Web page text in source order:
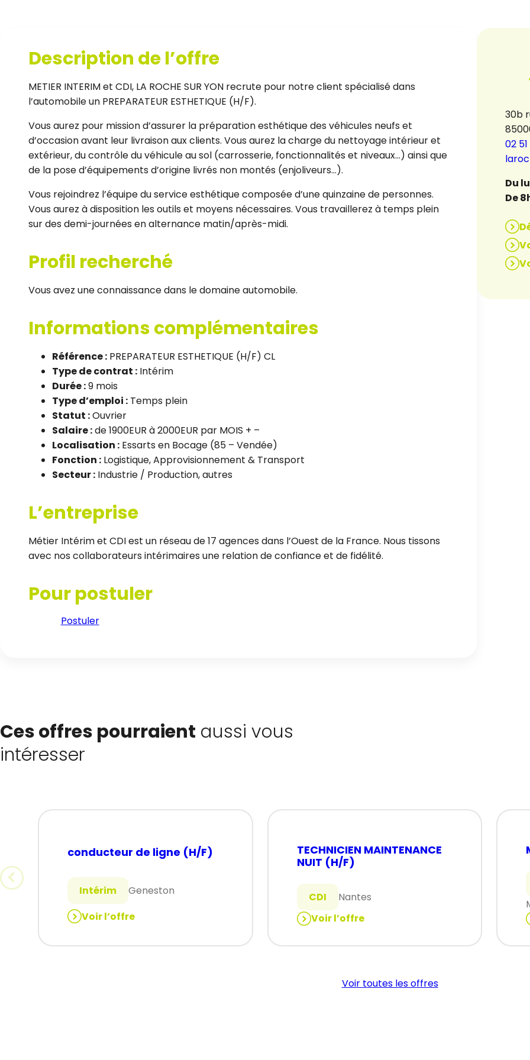
Description de l’offre
METIER INTERIM et CDI, LA ROCHE SUR YON recrute pour notre client spécialisé dans
l’automobile un PREPARATEUR ESTHETIQUE (H/F).
Vous aurez pour mission d’assurer la préparation esthétique des véhicules neufs et
d’occasion avant leur livraison aux clients. Vous aurez la charge du nettoyage intérieur et
extérieur, du contrôle du véhicule au sol (carrosserie, fonctionnalités et niveaux…) ainsi que
de la pose d’équipements d’origine livrés non montés (enjoliveurs…).
Vous rejoindrez l’équipe du service esthétique composée d’une quinzaine de personnes.
Vous aurez à disposition les outils et moyens nécessaires. Vous travaillerez à temps plein
sur des demi-journées en alternance matin/après-midi.
Profil recherché
Vous avez une connaissance dans le domaine automobile.
Informations complémentaires
Référence : PREPARATEUR ESTHETIQUE (H/F) CL
Type de contrat : Intérim
Durée :9 mois
Type d’emploi : Temps plein
Statut :Ouvrier
Salaire :de 1900EUR à 2000EUR par MOIS + –
Localisation : Essarts en Bocage (85 – Vendée)
Fonction : Logistique, Approvisionnement & Transport
Secteur : Industrie / Production, autres
L’entreprise
Métier Intérim et CDI est un réseau de 17 agences dans l’Ouest de la France. Nous tissons
avec nos collaborateurs intérimaires une relation de confiance et de fidélité.
Pour postuler
Postuler
30b
02
Du
De
Ces offres pourraient aussi vous
intéresser
conducteur de ligne (H/F)
Intérim
Geneston
Voir l’offre
:
TECHNICIEN MAINTENANCE
NUIT (H/F)
CDI
Nantes
Voir l’offre
:
:
Voir toutes les offres